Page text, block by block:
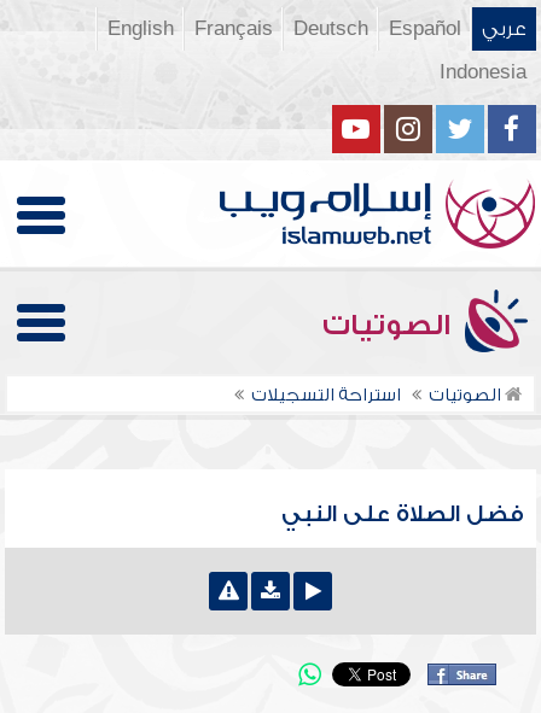
عربي Español
Deutsch
Français
English
Indonesia
الصوتيات
الصوتيات استراحة التسجيلات
فضل الصلاة على النبي